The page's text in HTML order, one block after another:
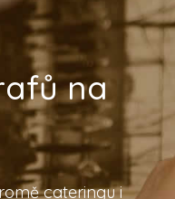
na
cateringu i